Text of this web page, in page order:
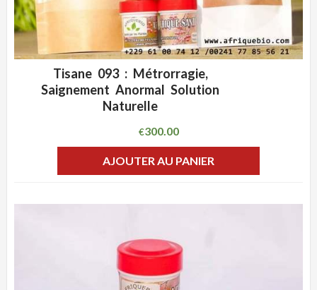
ADD WISHLIST
Tisane 093 : Métrorragie,
Saignement Anormal Solution
Naturelle
€300.00
AJOUTER AU PANIER